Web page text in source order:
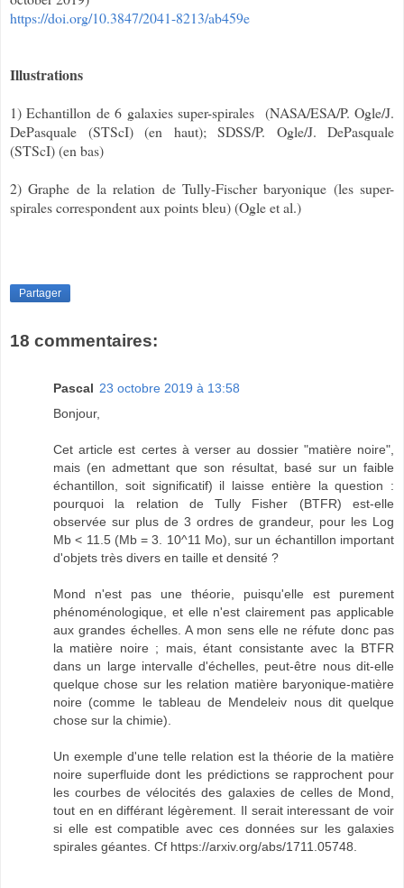
https://doi.org/10.3847/2041-8213/ab459e
Illustrations
1) Echantillon de 6 galaxies super-spirales (NASA/ESA/P. Ogle/J.
DePasquale (STScI) (en haut); SDSS/P. Ogle/J. DePasquale
(STScI) (en bas)
2) Graphe de la relation de Tully-Fischer baryonique (les super-
spirales correspondent aux points bleu) (Ogle et al.)
Partager
18 commentaires:
Pascal 23 octobre 2019 à 13:58
Bonjour,
Cet article est certes à verser au dossier "matière noire",
mais (en admettant que son résultat, basé sur un faible
échantillon, soit significatif) il laisse entière la question :
pourquoi la relation de Tully Fisher (BTFR) est-elle
observée sur plus de 3 ordres de grandeur, pour les Log
Mb < 11.5 (Mb = 3. 10^11 Mo), sur un échantillon important
d'objets très divers en taille et densité ?
Mond n'est pas une théorie, puisqu'elle est purement
phénoménologique, et elle n'est clairement pas applicable
aux grandes échelles. A mon sens elle ne réfute donc pas
la matière noire ; mais, étant consistante avec la BTFR
dans un large intervalle d'échelles, peut-être nous dit-elle
quelque chose sur les relation matière baryonique-matière
noire (comme le tableau de Mendeleiv nous dit quelque
chose sur la chimie).
Un exemple d'une telle relation est la théorie de la matière
noire superfluide dont les prédictions se rapprochent pour
les courbes de vélocités des galaxies de celles de Mond,
tout en en différant légèrement. Il serait interessant de voir
si elle est compatible avec ces données sur les galaxies
spirales géantes. Cf https://arxiv.org/abs/1711.05748.